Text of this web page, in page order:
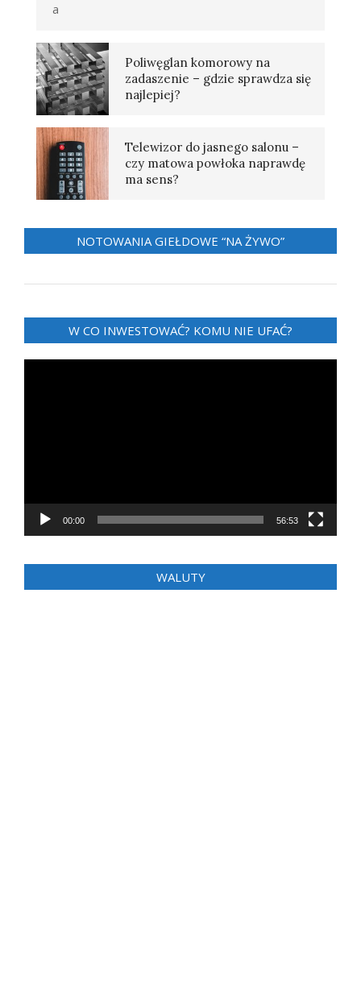
a
Poliwęglan komorowy na
zadaszenie – gdzie sprawdza się
najlepiej?
Telewizor do jasnego salonu –
czy matowa powłoka naprawdę
ma sens?
NOTOWANIA GIEŁDOWE “NA ŻYWO”
W CO INWESTOWAĆ? KOMU NIE UFAĆ?
00:00 56:53
WALUTY